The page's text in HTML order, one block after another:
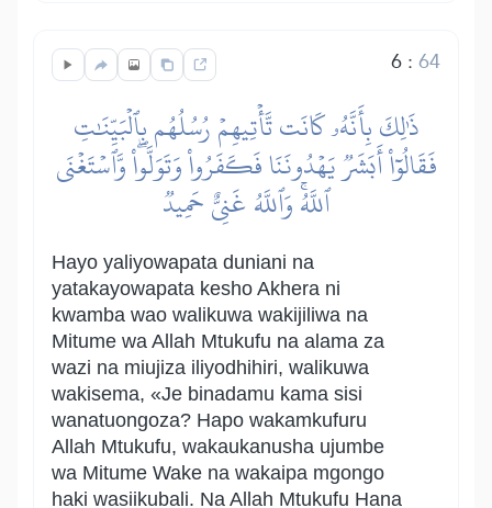
6:64
ذَٰلِكَ بِأَنَّهُۥ كَانَت تَّأۡتِيهِمۡ رُسُلُهُم بِٱلۡبَيِّنَٰتِ
فَقَالُوٓاْ أَبَشَرٞ يَهۡدُونَنَا فَكَفَرُواْ وَتَوَلَّواْۖ وَّٱسۡتَغۡنَى
ٱللَّهُۚ وَٱللَّهُ غَنِيٌّ حَمِيدٞ
Hayo yaliyowapata duniani na
yatakayowapata kesho Akhera ni
kwamba wao walikuwa wakijiliwa na
Mitume wa Allah Mtukufu na alama za
wazi na miujiza iliyodhihiri, walikuwa
wakisema, «Je binadamu kama sisi
wanatuongoza? Hapo wakamkufuru
Allah Mtukufu, wakaukanusha ujumbe
wa Mitume Wake na wakaipa mgongo
haki wasiikubali. Na Allah Mtukufu Hana